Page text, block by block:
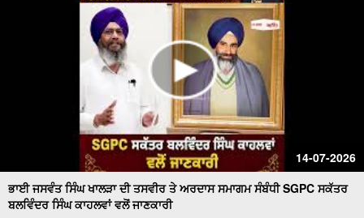
14-07-2026
ਭਾਈ ਜਸਵੰਤ ਸਿੰਘ ਖਾਲੜਾ ਦੀ ਤਸਵੀਰ ਤੇ ਅਰਦਾਸ ਸਮਾਗਮ ਸੰਬੰਧੀ SGPC ਸਕੱਤਰ
ਬਲਵਿੰਦਰ ਸਿੰਘ ਕਾਹਲਵਾਂ ਵਲੋਂ ਜਾਣਕਾਰੀ